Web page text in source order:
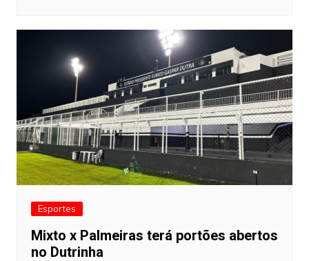
Esportes
Mixto x Palmeiras terá portões abertos
no Dutrinha